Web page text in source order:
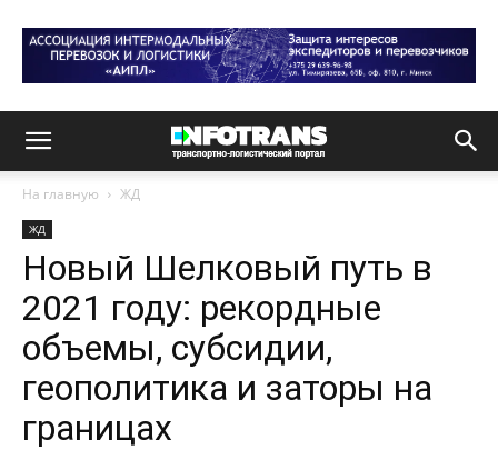
На главную ЖД
ЖД
Новый Шелковый путь в
2021 году: рекордные
объемы, субсидии,
геополитика и заторы на
границах